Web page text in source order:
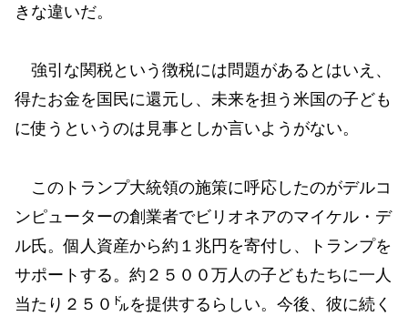
きな違いだ。
強引な関税という徴税には問題があるとはいえ、
得たお金を国民に還元し、未来を担う米国の子ども
に使うというのは見事としか言いようがない。
このトランプ大統領の施策に呼応したのがデルコ
ンピューターの創業者でビリオネアのマイケル・デ
ル氏。個人資産から約１兆円を寄付し、トランプを
サポートする。約２５００万人の子どもたちに一人
当たり２５０㌦を提供するらしい。今後、彼に続く